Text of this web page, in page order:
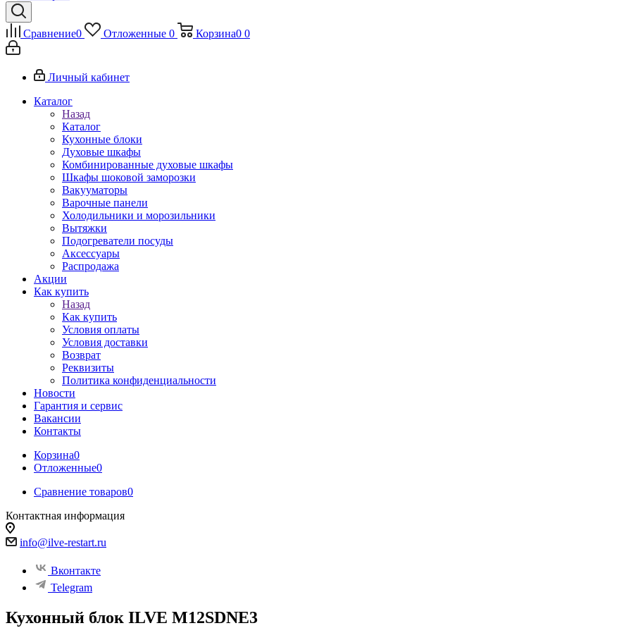
Сравнение0 Отложенные 0 Корзина0 0
Личный кабинет
Каталог
Назад
Каталог
Кухонные блоки
Духовые шкафы
Комбинированные духовые шкафы
Шкафы шоковой заморозки
Вакууматоры
Варочные панели
Холодильники и морозильники
Вытяжки
Подогреватели посуды
Аксессуары
Распродажа
Акции
Как купить
Назад
Как купить
Условия оплаты
Условия доставки
Возврат
Реквизиты
Политика конфиденциальности
Новости
Гарантия и сервис
Вакансии
Контакты
Корзина0
Отложенные0
Сравнение товаров0
Контактная информация
info@ilve-restart.ru
Вконтакте
Telegram
Кухонный блок ILVE M12SDNE3